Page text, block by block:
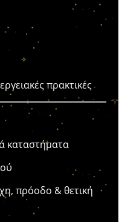
πρακτικές
καταστήματα
πρόοδο & θετική